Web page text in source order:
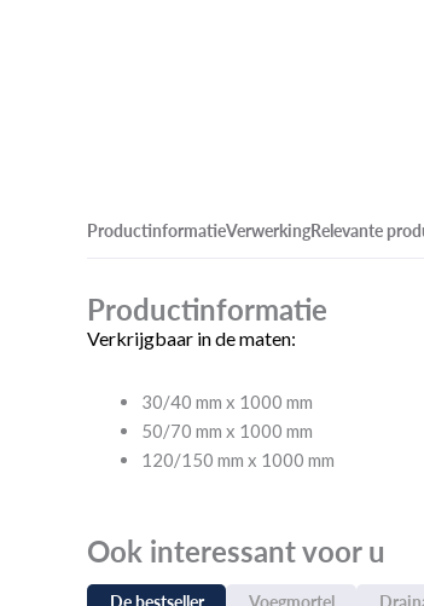
ProductinformatieVerwerkingRelevante
Productinformatie
Verkrijgbaar in de maten:
30/40 mm x 1000 mm
50/70 mm x 1000 mm
120/150 mm x 1000 mm
Ook interessant voor u